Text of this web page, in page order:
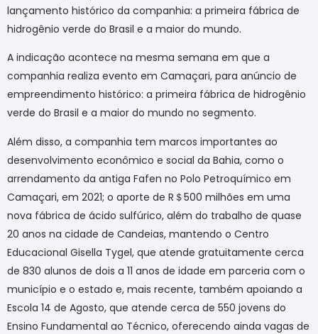
lançamento histórico da companhia: a primeira fábrica de
hidrogênio verde do Brasil e a maior do mundo.
A indicação acontece na mesma semana em que a
companhia realiza evento em Camaçari, para anúncio de
empreendimento histórico: a primeira fábrica de hidrogênio
verde do Brasil e a maior do mundo no segmento.
Além disso, a companhia tem marcos importantes ao
desenvolvimento econômico e social da Bahia, como o
arrendamento da antiga Fafen no Polo Petroquímico em
Camaçari, em 2021; o aporte de R ＄500 milhões em uma
nova fábrica de ácido sulfúrico, além do trabalho de quase
20 anos na cidade de Candeias, mantendo o Centro
Educacional Gisella Tygel, que atende gratuitamente cerca
de 830 alunos de dois a 11 anos de idade em parceria com o
município e o estado e, mais recente, também apoiando a
Escola 14 de Agosto, que atende cerca de 550 jovens do
Ensino Fundamental ao Técnico, oferecendo ainda vagas de